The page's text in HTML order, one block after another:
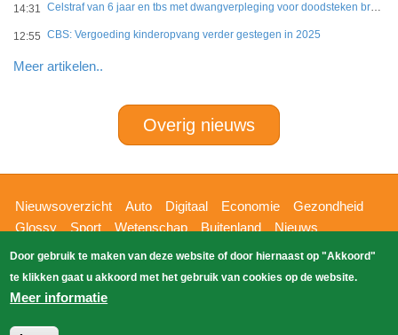
14:31 Celstraf van 6 jaar en tbs met dwangverpleging voor doodsteken broer in Gouda
12:55 CBS: Vergoeding kinderopvang verder gestegen in 2025
Meer artikelen..
Overig nieuws
Hoofdnavigatie
Nieuwsoverzicht Auto Digitaal Economie
Gezondheid
Glossy
Sport Wetenschap Buitenland
Nieuws
Bizzpress
Blik op 112 Provincies
Weekoverzicht
Zoeken
Copyright Blik Op Nieuws 2026gehost
Door gebruik te maken van deze website of door hiernaast op "Akkoord"
te klikken gaat u akkoord met het gebruik van cookies op de website.
Meer informatie